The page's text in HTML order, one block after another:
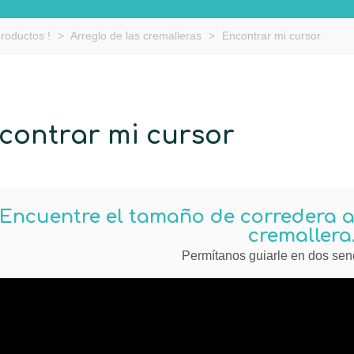
! > Arreglo de las cremalleras > Encontrar mi cursor
mi cursor
Encuentre el tamaño de corredera
Permítanos guiarle en dos